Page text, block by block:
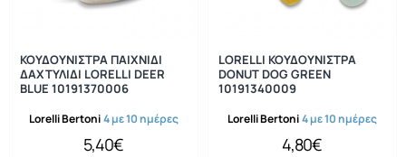
Lorelli Bertoni4 με 10 ημέρες
ΚΟΥΔΟΥΝΙΣΤΡΑ ΠΑΙΧΝΙΔΙ
ΔΑΧΤΥΛΙΔΙ LORELLI DEER
BLUE 10191370006
5,40€
Lorelli Bertoni4 με 10 ημέρες
LORELLI ΚΟΥΔΟΥΝΙΣΤΡΑ
DONUT DOG GREEN
10191340009
4,80€